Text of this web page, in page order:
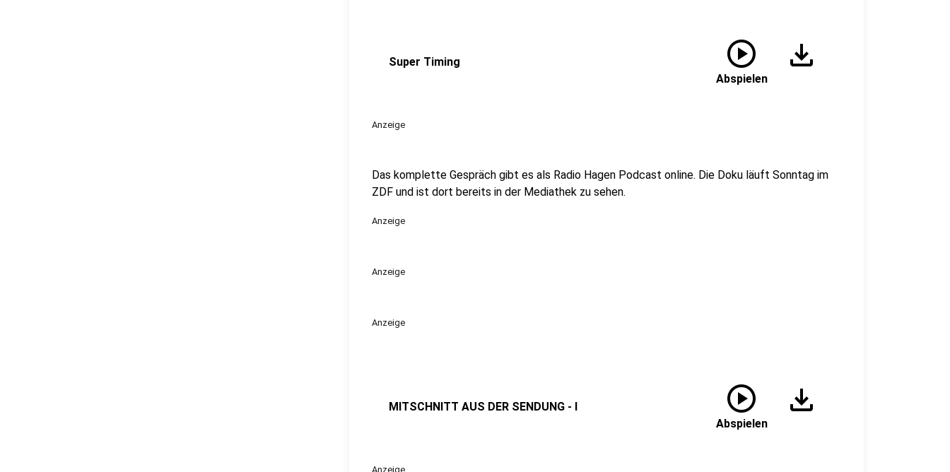
Super Timing play_circle
Abspielen
download
Anzeige
Das komplette Gespräch gibt es als Radio Hagen Podcast online. Die Doku läuft Sonntag im
ZDF und ist dort bereits in der Mediathek zu sehen.
Anzeige
Anzeige
Anzeige
MITSCHNITT AUS DER SENDUNG - I play_circle
Abspielen
download
Anzeige